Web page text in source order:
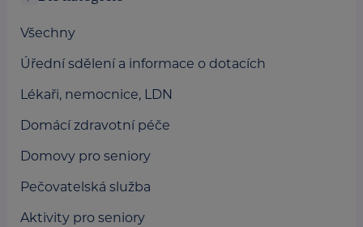
Všechny
Úřední sdělení a informace o dotacích
Lékaři, nemocnice, LDN
Domácí zdravotní péče
Domovy pro seniory
Pečovatelská služba
Aktivity pro seniory